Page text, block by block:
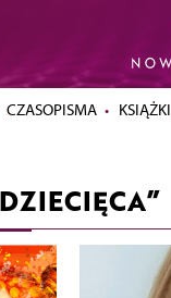
CZASOPISMA KSIĄŻKI